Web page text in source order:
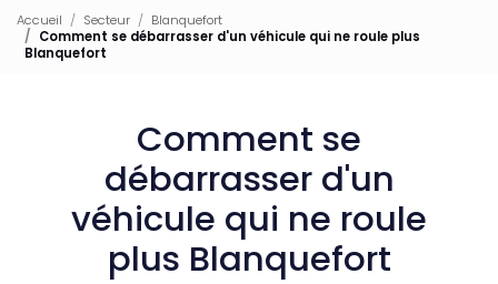
Accueil Secteur
Blanquefort
Comment se débarrasser d'un véhicule qui ne roule plus
Blanquefort
Comment se
débarrasser d'un
véhicule qui ne roule
plus Blanquefort